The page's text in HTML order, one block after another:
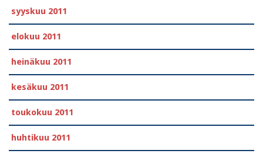
syyskuu 2011
elokuu 2011
heinäkuu 2011
kesäkuu 2011
toukokuu 2011
huhtikuu 2011